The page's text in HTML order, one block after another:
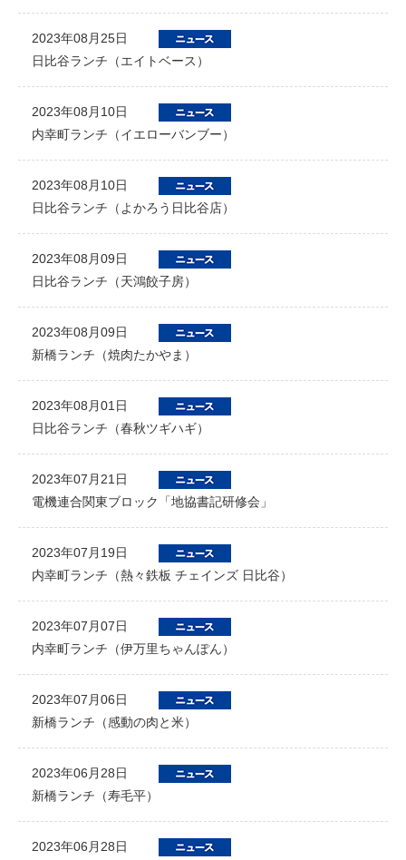
2023年08月25日
日比谷ランチ（エイトベース）
2023年08月10日
内幸町ランチ（イエローバンブー）
2023年08月10日
日比谷ランチ（よかろう日比谷店）
2023年08月09日
日比谷ランチ（天鴻餃子房）
2023年08月09日
新橋ランチ（焼肉たかやま）
2023年08月01日
日比谷ランチ（春秋ツギハギ）
2023年07月21日
電機連合関東ブロック「地協書記研修会」
2023年07月19日
内幸町ランチ（熱々鉄板 チェインズ 日比谷）
2023年07月07日
内幸町ランチ（伊万里ちゃんぽん）
2023年07月06日
新橋ランチ（感動の肉と米）
2023年06月28日
新橋ランチ（寿毛平）
2023年06月28日